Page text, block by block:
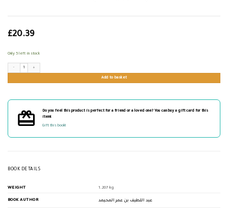
£20.39
Only 5 left in stock
Add to basket
Do you feel this product is perfect for a friend or a loved one? You can buy a gift card for this
item!
Gift this book!
BOOK DETAILS
WEIGHT 1.207 kg
BOOK AUTHOR عبد اللطيف بن عمر المحيمد